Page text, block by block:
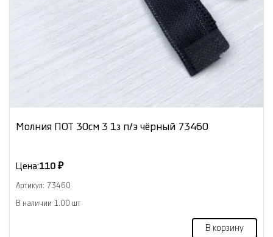
Молния ПОТ 30см 3 1з п/э чёрный 73460
Цена:110 ₽
Артикул: 73460
В наличии 1.00 шт
В корзину